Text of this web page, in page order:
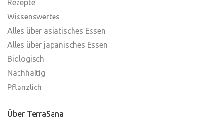
Rezepte
Wissenswertes
Alles über asiatisches Essen
Alles über japanisches Essen
Biologisch
Nachhaltig
Pflanzlich
Über TerraSana